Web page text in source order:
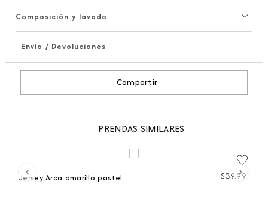
Composición y lavado
Envío / Devoluciones
Compartir
PRENDAS SIMILARES
Jersey Arca amarillo pastel $39,99